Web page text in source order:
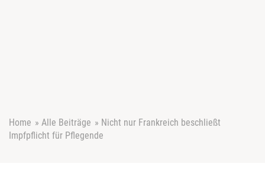
Home » Alle Beiträge » Nicht nur Frankreich beschließt
Impfpflicht für Pflegende